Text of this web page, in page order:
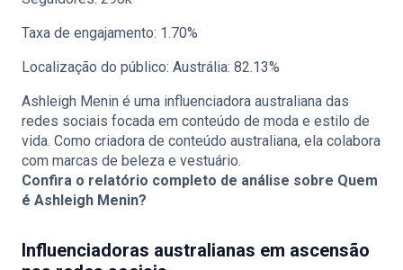
Taxa de engajamento: 1.70%
Localização do público: Austrália: 82.13%
Ashleigh Menin é uma influenciadora australiana das
redes sociais focada em conteúdo de moda e estilo de
vida. Como criadora de conteúdo australiana, ela colabora
com marcas de beleza e vestuário.
Confira o relatório completo de análise sobre Quem
é Ashleigh Menin?
Influenciadoras australianas em ascensão